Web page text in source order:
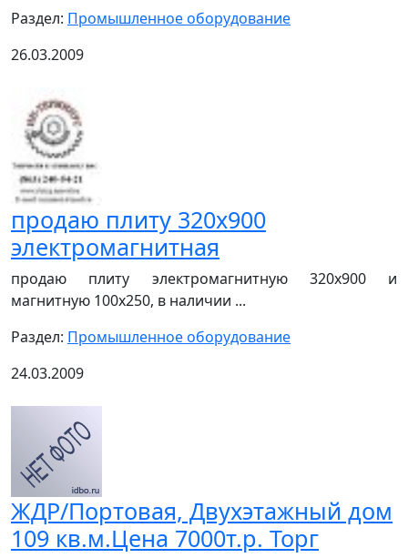
Раздел: Промышленное оборудование
26.03.2009
продаю плиту 320х900
электромагнитная
продаю плиту электромагнитную 320х900 и
магнитную 100х250, в наличии ...
Раздел: Промышленное оборудование
24.03.2009
ЖДР/Портовая, Двухэтажный дом
109 кв.м.Цена 7000т.р. Торг